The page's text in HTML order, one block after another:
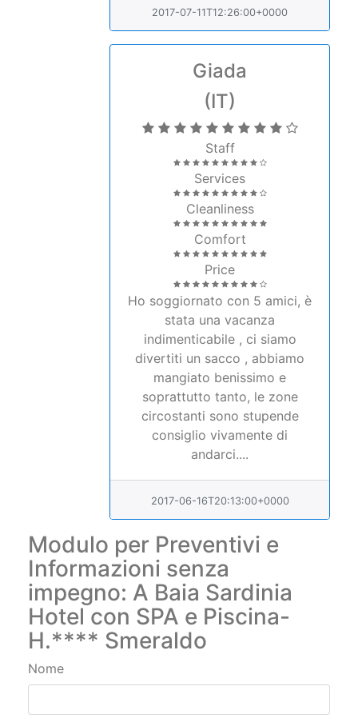
2017-07-11T12:26:00+0000
Giada
(IT)
Staff
Services
Cleanliness
Comfort
Price
Ho soggiornato con 5 amici, è
stata una vacanza
indimenticabile , ci siamo
divertiti un sacco , abbiamo
mangiato benissimo e
soprattutto tanto, le zone
circostanti sono stupende
consiglio vivamente di
andarci....
2017-06-16T20:13:00+0000
Modulo per Preventivi e
Informazioni senza
impegno: A Baia Sardinia
Hotel con SPA e Piscina-
H.**** Smeraldo
Nome